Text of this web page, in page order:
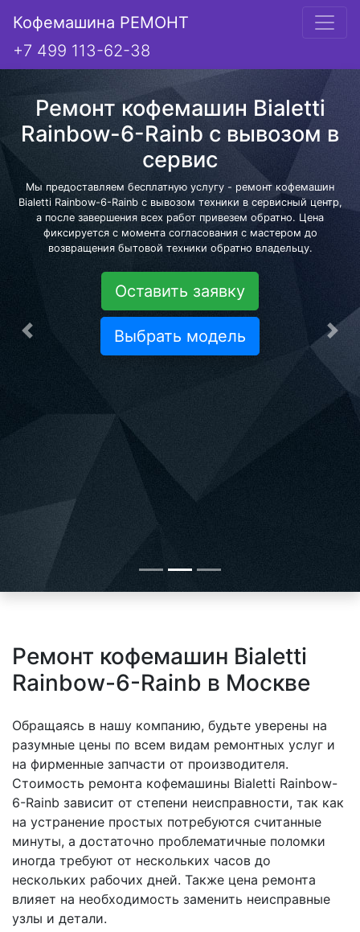
Кофемашина РЕМОНТ
+7 499 113-62-38
Ремонт кофемашин Bialetti
Rainbow-6-Rainb с вывозом в
сервис
Мы предоставляем бесплатную услугу - ремонт кофемашин
Bialetti Rainbow-6-Rainb с вывозом техники в сервисный центр,
а после завершения всех работ привезем обратно. Цена
фиксируется с момента согласования с мастером до
возвращения бытовой техники обратно владельцу.
Оставить заявку
Выбрать модель
Предыдущая
Ремонт кофемашин Bialetti
Rainbow-6-Rainb в Москве
Обращаясь в нашу компанию, будьте уверены на
разумные цены по всем видам ремонтных услуг и
на фирменные запчасти от производителя.
Стоимость ремонта кофемашины Bialetti Rainbow-
6-Rainb зависит от степени неисправности, так как
на устранение простых потребуются считанные
минуты, а достаточно проблематичные поломки
иногда требуют от нескольких часов до
нескольких рабочих дней. Также цена ремонта
влияет на необходимость заменить неисправные
узлы и детали.